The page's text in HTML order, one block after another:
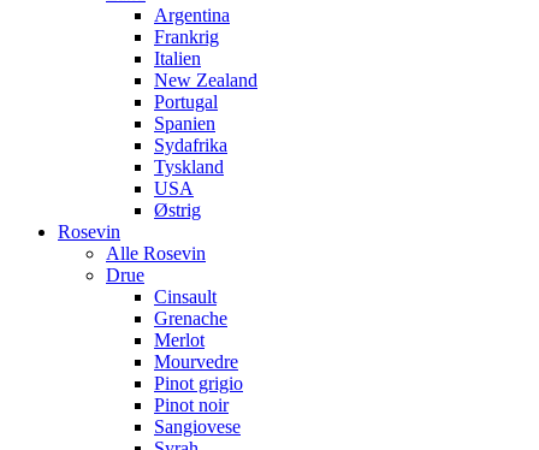
Argentina
Frankrig
Italien
New Zealand
Portugal
Spanien
Sydafrika
Tyskland
USA
Østrig
Rosevin
Alle Rosevin
Drue
Cinsault
Grenache
Merlot
Mourvedre
Pinot grigio
Pinot noir
Sangiovese